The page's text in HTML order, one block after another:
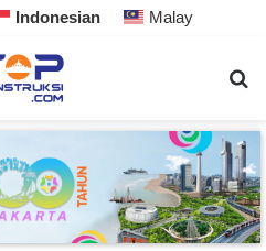
Indonesian Malay